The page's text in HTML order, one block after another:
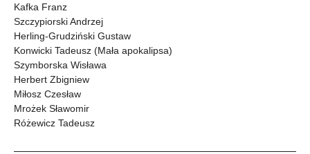
Kafka Franz
Szczypiorski Andrzej
Herling-Grudziński Gustaw
Konwicki Tadeusz (Mała apokalipsa)
Szymborska Wisława
Herbert Zbigniew
Miłosz Czesław
Mrożek Sławomir
Różewicz Tadeusz